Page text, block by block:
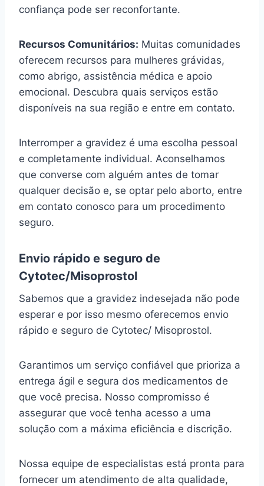
confiança pode ser reconfortante.
Recursos Comunitários: Muitas comunidades
oferecem recursos para mulheres grávidas,
como abrigo, assistência médica e apoio
emocional. Descubra quais serviços estão
disponíveis na sua região e entre em contato.
Interromper a gravidez é uma escolha pessoal
e completamente individual. Aconselhamos
que converse com alguém antes de tomar
qualquer decisão e, se optar pelo aborto, entre
em contato conosco para um procedimento
seguro.
Envio rápido e seguro de
Cytotec/Misoprostol
Sabemos que a gravidez indesejada não pode
esperar e por isso mesmo oferecemos envio
rápido e seguro de Cytotec/ Misoprostol.
Garantimos um serviço confiável que prioriza a
entrega ágil e segura dos medicamentos de
que você precisa. Nosso compromisso é
assegurar que você tenha acesso a uma
solução com a máxima eficiência e discrição.
Nossa equipe de especialistas está pronta para
fornecer um atendimento de alta qualidade,